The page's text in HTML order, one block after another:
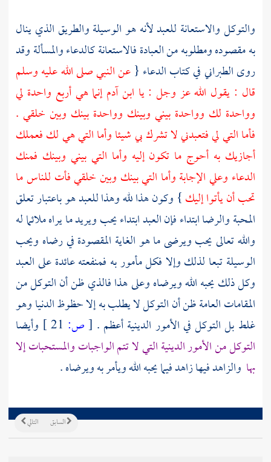
والتوكل والاستعانة للعبد لأنه هو الوسيلة والطريق الذي ينال
به مقصوده ومطلوبه من العبادة فالاستعانة كالدعاء والمسألة وقد
روىالطبرانيفي كتاب الدعاء {عن النبي صلى الله عليه وسلم
قال : يقول الله عز وجل : يا ابنآدمإنما هي أربع واحدة لي
وواحدة لك وواحدة بيني وبينك وواحدة بينك وبين خلقي .
فأما التي لي فتعبدني لا تشرك بي شيئا وأما التي هي لك فعملك
أجازيك به أحوج ما تكون إليه وأما التي بيني وبينك فمنك
الدعاء وعلي الإجابة وأما التي بينك وبين خلقي فأت للناس ما
تحب أن يأتوا إليك} وكون هذا لله وهذا للعبد هو باعتبار تعلق
المحبة والرضا ابتداء فإن العبد ابتداء يحب ويريد ما يراه ملائما له
والله تعالى يحب ويرضى ما هو الغاية المقصودة في رضاه ويحب
الوسيلة تبعا لذلك وإلا فكل مأمور به فمنفعته عائدة على العبد
وكل ذلك يحبه الله ويرضاه وعلى هذا فالذي ظن أن التوكل من
المقامات العامة ظن أن التوكل لا يطلب به إلا حظوظ الدنيا وهو
غلط بل التوكل في الأمور الدينية أعظم . [ص:
وأيضا
التوكل من الأمور الدينية التي لا تتم الواجبات والمستحبات إلا
بها والزاهد فيها زاهد فيما يحبه الله ويأمر به ويرضاه .
التالي السابق